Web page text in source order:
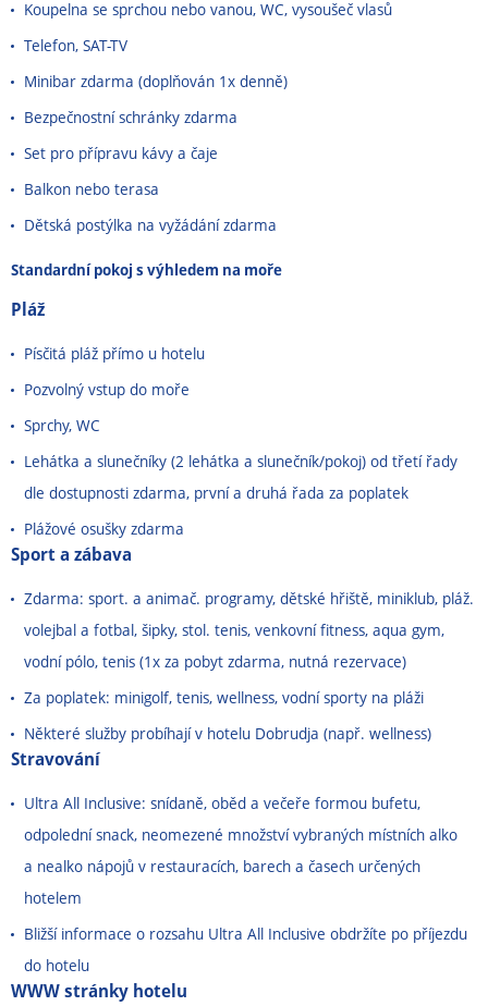
Koupelna se sprchou nebo vanou, WC, vysoušeč vlasů
Telefon, SAT-TV
Minibar zdarma (doplňován 1x denně)
Bezpečnostní schránky zdarma
Set pro přípravu kávy a čaje
Balkon nebo terasa
Dětská postýlka na vyžádání zdarma
Standardní pokoj s výhledem na moře
Pláž
Písčitá pláž přímo u hotelu
Pozvolný vstup do moře
Sprchy, WC
Lehátka a slunečníky (2 lehátka a slunečník/pokoj) od třetí řady
dle dostupnosti zdarma, první a druhá řada za poplatek
Plážové osušky zdarma
Sport a zábava
Zdarma: sport. a animač. programy, dětské hřiště, miniklub, pláž.
volejbal a fotbal, šipky, stol. tenis, venkovní fitness, aqua gym,
vodní pólo, tenis (1x za pobyt zdarma, nutná rezervace)
Za poplatek: minigolf, tenis, wellness, vodní sporty na pláži
Některé služby probíhají v hotelu Dobrudja (např. wellness)
Stravování
Ultra All Inclusive: snídaně, oběd a večeře formou bufetu,
odpolední snack, neomezené množství vybraných místních alko
a nealko nápojů v restauracích, barech a časech určených
hotelem
Bližší informace o rozsahu Ultra All Inclusive obdržíte po příjezdu
do hotelu
WWW stránky hotelu